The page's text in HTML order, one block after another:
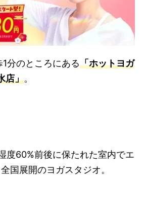
分のところにある「ホットヨガ
店」。
60%前後に保たれた室内でエ
国展開のヨガスタジオ。